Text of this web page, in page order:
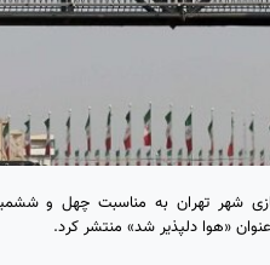
شهر تهران به مناسبت چهل و
«هوا دلپذیر شد» منتشر کرد.